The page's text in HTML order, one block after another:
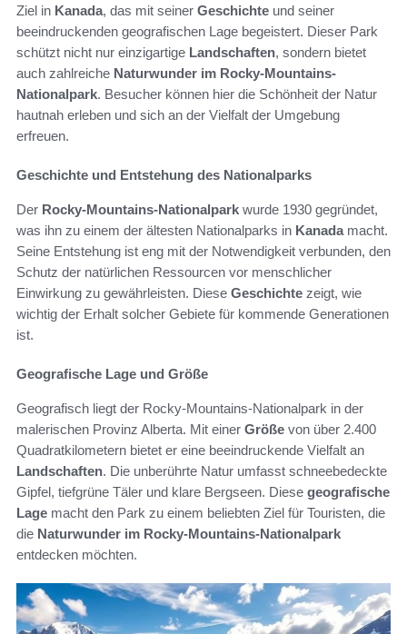
Ziel in Kanada, das mit seiner Geschichte und seiner
beeindruckenden geografischen Lage begeistert. Dieser Park
schützt nicht nur einzigartige Landschaften, sondern bietet
auch zahlreiche Naturwunder im Rocky-Mountains-
Nationalpark. Besucher können hier die Schönheit der Natur
hautnah erleben und sich an der Vielfalt der Umgebung
erfreuen.
Geschichte und Entstehung des Nationalparks
Der Rocky-Mountains-Nationalpark wurde 1930 gegründet,
was ihn zu einem der ältesten Nationalparks in Kanadamacht.
Seine Entstehung ist eng mit der Notwendigkeit verbunden, den
Schutz der natürlichen Ressourcen vor menschlicher
Einwirkung zu gewährleisten. Diese Geschichte zeigt, wie
wichtig der Erhalt solcher Gebiete für kommende Generationen
ist.
Geografische Lage und Größe
Geografisch liegt der Rocky-Mountains-Nationalpark in der
malerischen Provinz Alberta. Mit einer Größe von über 2.400
Quadratkilometern bietet er eine beeindruckende Vielfalt an
Landschaften. Die unberührte Natur umfasst schneebedeckte
Gipfel, tiefgrüne Täler und klare Bergseen. Diese geografische
Lage macht den Park zu einem beliebten Ziel für Touristen, die
die Naturwunder im Rocky-Mountains-Nationalpark
entdecken möchten.